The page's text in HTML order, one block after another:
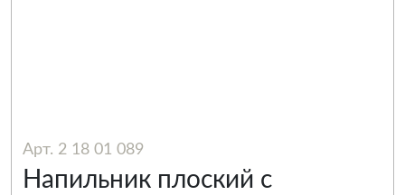
Арт. 2 18 01 089
Напильник плоский с